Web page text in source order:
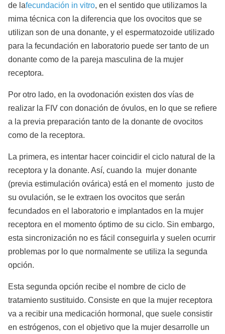
de lafecundación in vitro, en el sentido que utilizamos la
mima técnica con la diferencia que los ovocitos que se
utilizan son de una donante, y el espermatozoide utilizado
para la fecundación en laboratorio puede ser tanto de un
donante como de la pareja masculina de la mujer
receptora.
Por otro lado, en la ovodonación existen dos vías de
realizar la FIV con donación de óvulos, en lo que se refiere
a la previa preparación tanto de la donante de ovocitos
como de la receptora.
La primera, es intentar hacer coincidir el ciclo natural de la
receptora y la donante. Así, cuando la mujer donante
(previa estimulación ovárica) está en el momento justo de
su ovulación, se le extraen los ovocitos que serán
fecundados en el laboratorio e implantados en la mujer
receptora en el momento óptimo de su ciclo. Sin embargo,
esta sincronización no es fácil conseguirla y suelen ocurrir
problemas por lo que normalmente se utiliza la segunda
opción.
Esta segunda opción recibe el nombre de ciclo de
tratamiento sustituido. Consiste en que la mujer receptora
va a recibir una medicación hormonal, que suele consistir
en estrógenos, con el objetivo que la mujer desarrolle un